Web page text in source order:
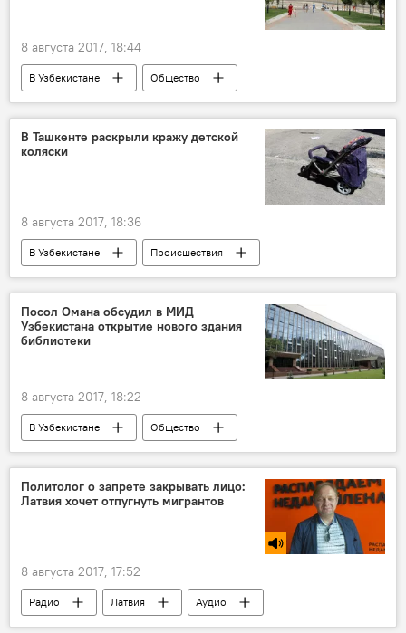
8 августа 2017, 18:44
В Узбекистане Общество
В Ташкенте раскрыли кражу детской
коляски
8 августа 2017, 18:36
В Узбекистане
Происшествия
Ташкент
ГУВД Ташкента
Посол Омана обсудил в МИД
Узбекистана открытие нового здания
библиотеки
8 августа 2017, 18:22
В Узбекистане
Общество
Узбекистан
Оман
МИД Узбекистана
Строительство
Посол
Библиотека
Политолог о запрете закрывать лицо:
Латвия хочет отпугнуть мигрантов
8 августа 2017, 17:52
Радио Латвия
Аудио
Мигранты
эксперт